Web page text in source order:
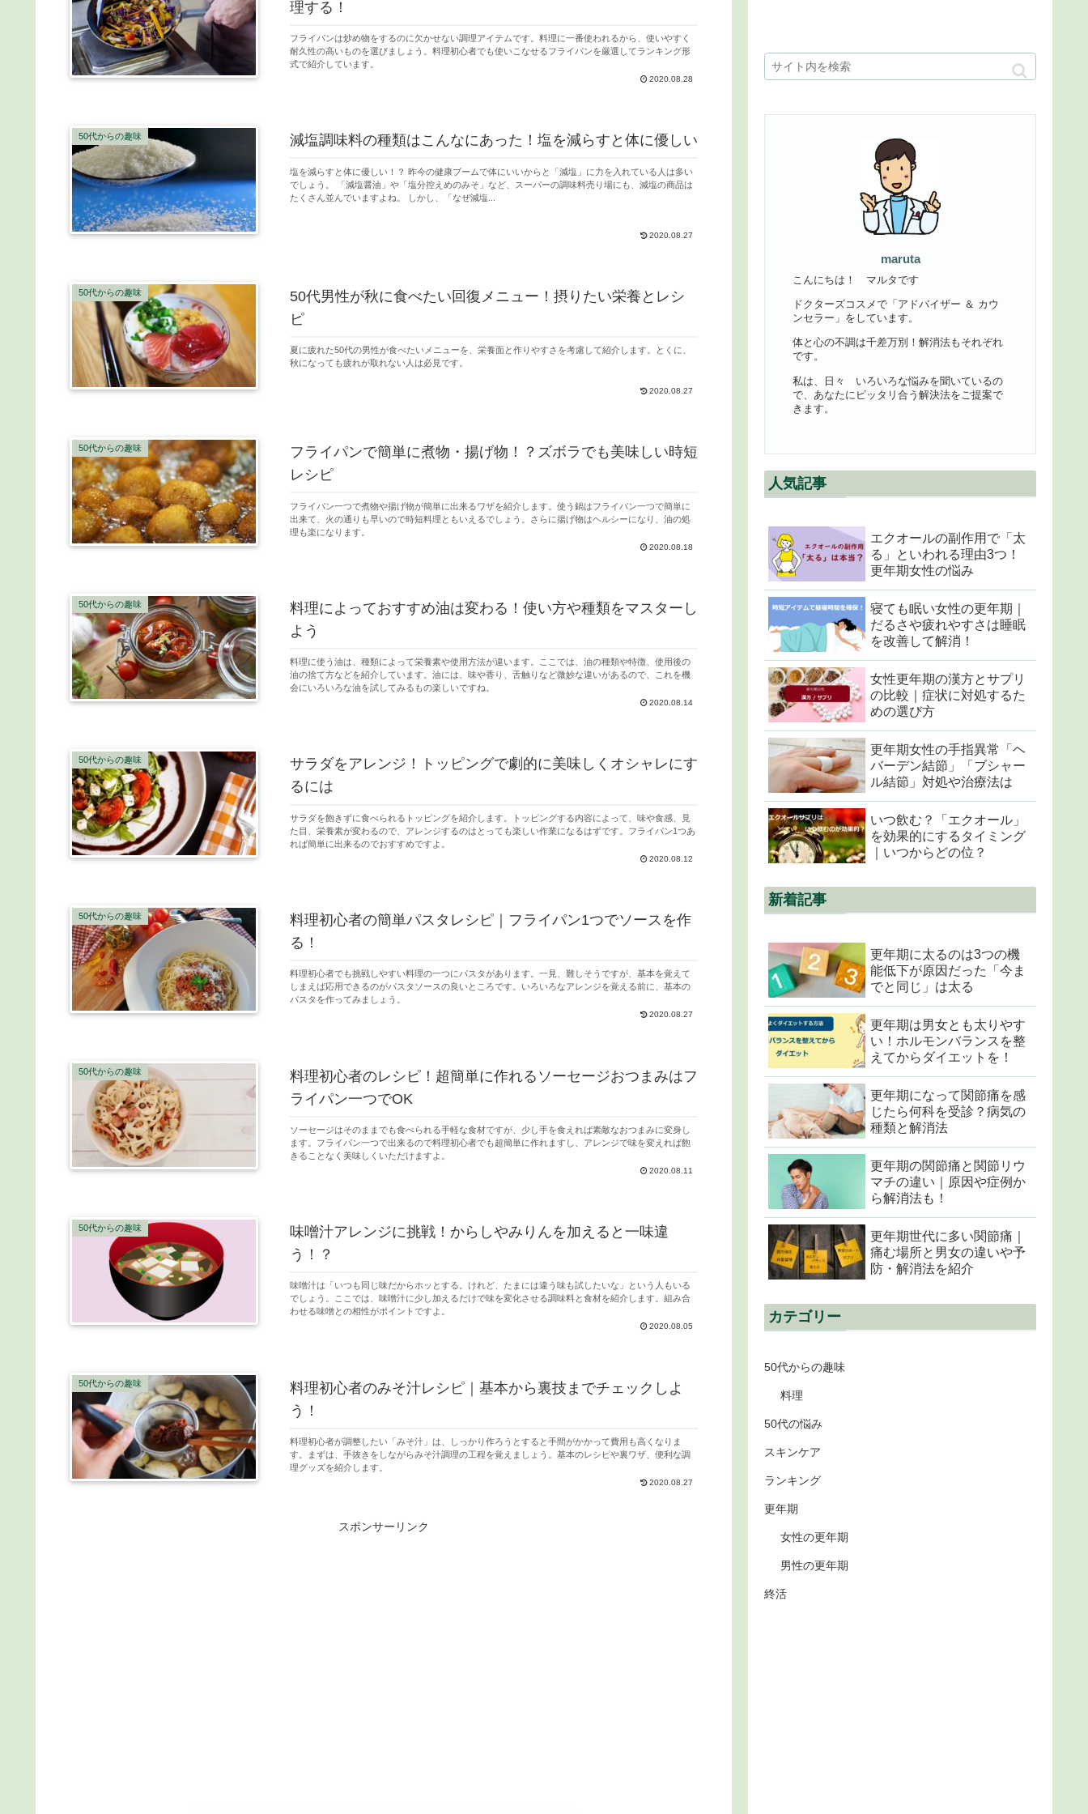
理する！
フライパンは炒め物をするのに欠かせない調理アイテムです。料理に一番使われるから、使いやすく
耐久性の高いものを選びましょう。料理初心者でも使いこなせるフライパンを厳選してランキング形
式で紹介しています。
2020.08.28
50代からの趣味 減塩調味料の種類はこんなにあった！塩を減らすと体に優しい
塩を減らすと体に優しい！？ 昨今の健康ブームで体にいいからと「減塩」に力を入れている人は多い
でしょう。 「減塩醤油」や「塩分控えめのみそ」など、スーパーの調味料売り場にも、減塩の商品は
たくさん並んでいますよね。 しかし、「なぜ減塩...
2020.08.27
50代からの趣味
50代男性が秋に食べたい回復メニュー！摂りたい栄養とレシ
ピ
夏に疲れた50代の男性が食べたいメニューを、栄養面と作りやすさを考慮して紹介します。とくに、
秋になっても疲れが取れない人は必見です。
2020.08.27
50代からの趣味
フライパンで簡単に煮物・揚げ物！？ズボラでも美味しい時短
レシピ
フライパン一つで煮物や揚げ物が簡単に出来るワザを紹介します。使う鍋はフライパン一つで簡単に
出来て、火の通りも早いので時短料理ともいえるでしょう。さらに揚げ物はヘルシーになり、油の処
理も楽になります。
2020.08.18
50代からの趣味
料理によっておすすめ油は変わる！使い方や種類をマスターし
よう
料理に使う油は、種類によって栄養素や使用方法が違います。ここでは、油の種類や特徴、使用後の
油の捨て方などを紹介しています。油には、味や香り、舌触りなど微妙な違いがあるので、これを機
会にいろいろな油を試してみるもの楽しいですね。
2020.08.14
50代からの趣味
サラダをアレンジ！トッピングで劇的に美味しくオシャレにす
るには
サラダを飽きずに食べられるトッピングを紹介します。トッピングする内容によって、味や食感、見
た目、栄養素が変わるので、アレンジするのはとっても楽しい作業になるはずです。フライパン1つあ
れば簡単に出来るのでおすすめですよ。
2020.08.12
50代からの趣味
料理初心者の簡単パスタレシピ｜フライパン1つでソースを作
る！
料理初心者でも挑戦しやすい料理の一つにパスタがあります。一見、難しそうですが、基本を覚えて
しまえば応用できるのがパスタソースの良いところです。いろいろなアレンジを覚える前に、基本の
パスタを作ってみましょう。
2020.08.27
50代からの趣味
料理初心者のレシピ！超簡単に作れるソーセージおつまみはフ
ライパン一つでOK
ソーセージはそのままでも食べられる手軽な食材ですが、少し手を食えれば素敵なおつまみに変身し
ます。フライパン一つで出来るので料理初心者でも超簡単に作れますし、アレンジで味を変えれば飽
きることなく美味しくいただけますよ。
2020.08.11
50代からの趣味
味噌汁アレンジに挑戦！からしやみりんを加えると一味違
う！？
味噌汁は「いつも同じ味だからホッとする。けれど、たまには違う味も試したいな」という人もいる
でしょう。ここでは、味噌汁に少し加えるだけで味を変化させる調味料と食材を紹介します。組み合
わせる味噌との相性がポイントですよ。
2020.08.05
50代からの趣味
料理初心者のみそ汁レシピ｜基本から裏技までチェックしよ
う！
料理初心者が調整したい「みそ汁」は、しっかり作ろうとすると手間がかかって費用も高くなりま
す。まずは、手抜きをしながらみそ汁調理の工程を覚えましょう。基本のレシピや裏ワザ、便利な調
理グッズを紹介します。
2020.08.27
スポンサーリンク
maruta
こんにちは！ マルタです
ドクターズコスメで「アドバイザー ＆ カウ
ンセラー」をしています。
体と心の不調は千差万別！解消法もそれぞれ
です。
私は、日々 いろいろな悩みを聞いているの
で、あなたにピッタリ合う解決法をご提案で
きます。
人気記事
エクオールの副作用で「太
る」といわれる理由3つ！
更年期女性の悩み
寝ても眠い女性の更年期｜
だるさや疲れやすさは睡眠
を改善して解消！
女性更年期の漢方とサプリ
の比較｜症状に対処するた
めの選び方
更年期女性の手指異常「ヘ
バーデン結節」「ブシャー
ル結節」対処や治療法は
いつ飲む？「エクオール」
を効果的にするタイミング
｜いつからどの位？
新着記事
更年期に太るのは3つの機
能低下が原因だった「今ま
でと同じ」は太る
更年期は男女とも太りやす
い！ホルモンバランスを整
えてからダイエットを！
更年期になって関節痛を感
じたら何科を受診？病気の
種類と解消法
更年期の関節痛と関節リウ
マチの違い｜原因や症例か
ら解消法も！
更年期世代に多い関節痛｜
痛む場所と男女の違いや予
防・解消法を紹介
カテゴリー
50代からの趣味
料理
50代の悩み
スキンケア
ランキング
更年期
女性の更年期
男性の更年期
終活